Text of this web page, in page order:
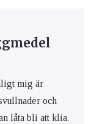
mig är
och
låta bli att klia.